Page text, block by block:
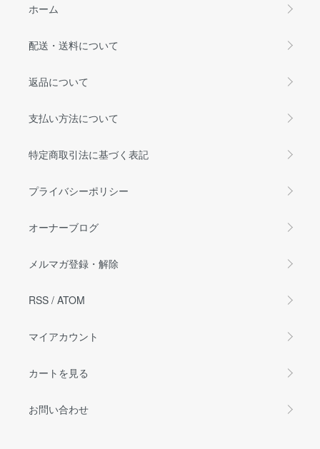
ホーム
配送・送料について
返品について
支払い方法について
特定商取引法に基づく表記
プライバシーポリシー
オーナーブログ
メルマガ登録・解除
RSS / ATOM
マイアカウント
カートを見る
お問い合わせ